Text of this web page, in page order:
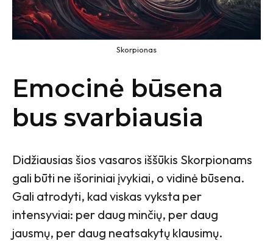
Skorpionas
Emocinė būsena
bus svarbiausia
Didžiausias šios vasaros iššūkis Skorpionams
gali būti ne išoriniai įvykiai, o vidinė būsena.
Gali atrodyti, kad viskas vyksta per
intensyviai: per daug minčių, per daug
jausmų, per daug neatsakytų klausimų.